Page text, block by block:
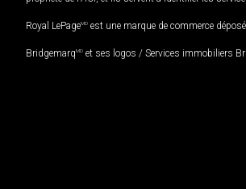
Royal LePageMD est une marque de commerce
BridgemarqMD et ses logos / Services immobiliers